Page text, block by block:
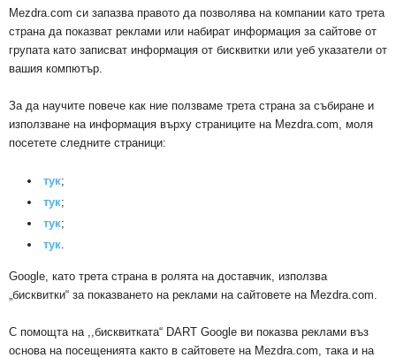
Mezdra.com си запазва правото да позволява на компании като трета
страна да показват реклами или набират информация за сайтове от
групата като записват информация от бисквитки или уеб указатели от
вашия компютър.
За да научите повече как ние ползваме трета страна за събиране и
използване на информация върху страниците на Mezdra.com, моля
посетете следните страници:
тук;
тук;
тук;
тук.
Google, като трета страна в ролята на доставчик, използва
„бисквитки“ за показването на реклами на сайтовете на Mezdra.com.
С помощта на ,,бисквитката“ DART Google ви показва реклами въз
основа на посещенията както в сайтовете на Mezdra.com, така и на